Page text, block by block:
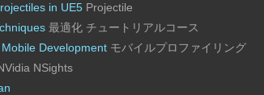
in UE5Projectile
最適化 チュートリアルコース
Developmentモバイルプロファイリング
NSights